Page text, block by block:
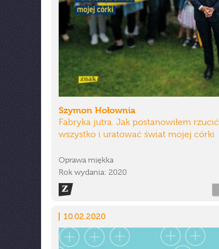
Szymon Hołownia
Fabryka jutra. Jak postanowiłem rzucić
wszystko i uratować świat mojej córki
Oprawa miękka
Rok wydania: 2020
10.02.2020